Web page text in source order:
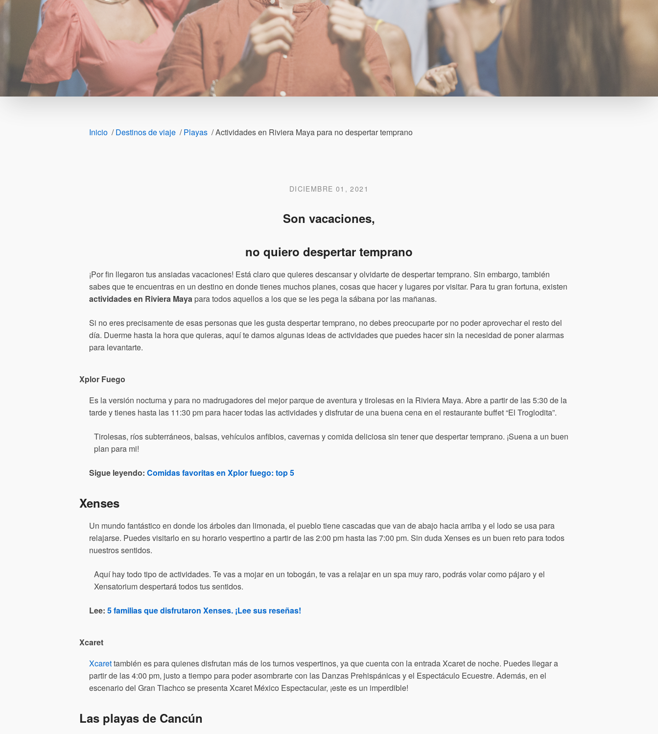
Inicio /Destinos de viaje /Playas /Actividades en Riviera Maya para no despertar temprano
DICIEMBRE 01, 2021
Son vacaciones,
no quiero despertar temprano
¡Por fin llegaron tus ansiadas vacaciones! Está claro que quieres descansar y olvidarte de despertar temprano. Sin embargo, también
sabes que te encuentras en un destino en donde tienes muchos planes, cosas que hacer y lugares por visitar. Para tu gran fortuna, existen
actividades en Riviera Maya para todos aquellos a los que se les pega la sábana por las mañanas.
Si no eres precisamente de esas personas que les gusta despertar temprano, no debes preocuparte por no poder aprovechar el resto del
día. Duerme hasta la hora que quieras, aquí te damos algunas ideas de actividades que puedes hacer sin la necesidad de poner alarmas
para levantarte.
Xplor Fuego
Es la versión nocturna y para no madrugadores del mejor parque de aventura y tirolesas en la Riviera Maya. Abre a partir de las 5:30 de la
tarde y tienes hasta las 11:30 pm para hacer todas las actividades y disfrutar de una buena cena en el restaurante buffet “El Troglodita”.
Tirolesas, ríos subterráneos, balsas, vehículos anfibios, cavernas y comida deliciosa sin tener que despertar temprano. ¡Suena a un buen
plan para mi!
Sigue leyendo: Comidas favoritas en Xplor fuego: top 5
Xenses
Un mundo fantástico en donde los árboles dan limonada, el pueblo tiene cascadas que van de abajo hacia arriba y el lodo se usa para
relajarse. Puedes visitarlo en su horario vespertino a partir de las 2:00 pm hasta las 7:00 pm. Sin duda Xenses es un buen reto para todos
nuestros sentidos.
Aquí hay todo tipo de actividades. Te vas a mojar en un tobogán, te vas a relajar en un spa muy raro, podrás volar como pájaro y el
Xensatorium despertará todos tus sentidos.
Lee: 5 familias que disfrutaron Xenses. ¡Lee sus reseñas!
Xcaret
Xcarettambién es para quienes disfrutan más de los turnos vespertinos, ya que cuenta con la entrada Xcaret de noche. Puedes llegar a
partir de las 4:00 pm, justo a tiempo para poder asombrarte con las Danzas Prehispánicas y el Espectáculo Ecuestre. Además, en el
escenario del Gran Tlachco se presenta Xcaret México Espectacular, ¡este es un imperdible!
Las playas de Cancún